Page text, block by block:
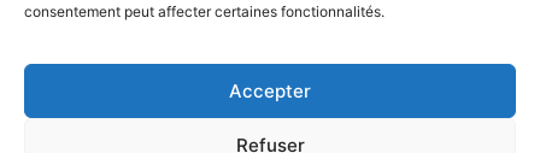
consentement peut affecter certaines fonctionnalités.
Accepter
Refuser